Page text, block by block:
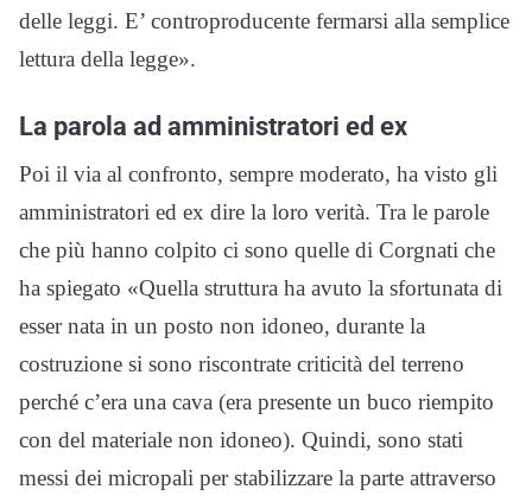
delle leggi. E’ controproducente fermarsi alla semplice
lettura della legge».
La parola ad amministratori ed ex
Poi il via al confronto, sempre moderato, ha visto gli
amministratori ed ex dire la loro verità. Tra le parole
che più hanno colpito ci sono quelle di Corgnati che
ha spiegato «Quella struttura ha avuto la sfortunata di
esser nata in un posto non idoneo, durante la
costruzione si sono riscontrate criticità del terreno
perché c’era una cava (era presente un buco riempito
con del materiale non idoneo). Quindi, sono stati
messi dei micropali per stabilizzare la parte attraverso